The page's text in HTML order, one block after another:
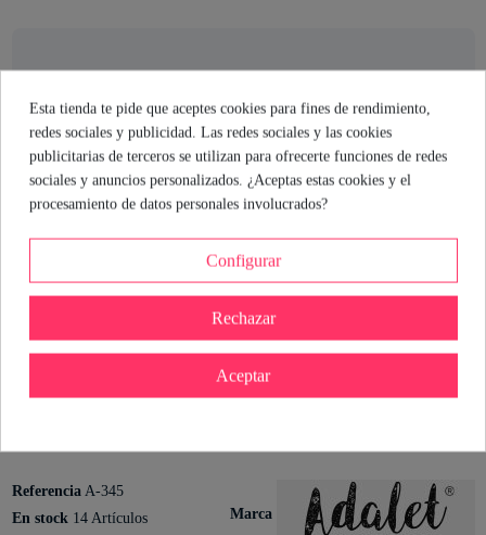
El consejo de la sexóloga
La clave de este conjunto está en cómo te hace sentir:
y
. El patrón floral y la espalda abierta invitan a jugar
con la imaginación y a disfrutar de tu cuerpo sin complejos.
Recuerda: la lencería es para ti, para que te mires al espejo y te
guste lo que ves. El resto, es solo un extra.
Cristina Rodriguez
Sexóloga de Industrial Erótica
Marca
Referencia A-345
En stock 14 Artículos
Esta tienda te pide que aceptes cookies para fines de rendimiento,
redes sociales y publicidad. Las redes sociales y las cookies
publicitarias de terceros se utilizan para ofrecerte funciones de redes
sociales y anuncios personalizados. ¿Aceptas estas cookies y el
procesamiento de datos personales involucrados?
Configurar
Rechazar
Aceptar